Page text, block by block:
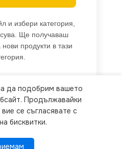
и избери категория,
Ще получаваш
продукти в тази
your experience on our
website, you agree to
да подобрим вашето
Продължавайки
се съгласявате с
бисквитки.